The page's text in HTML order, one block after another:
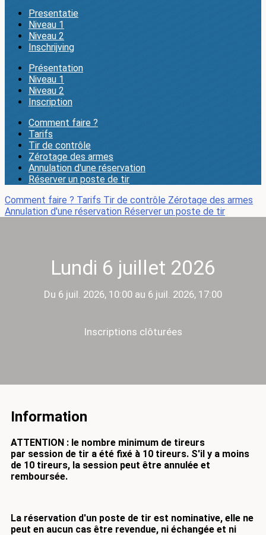
Presentatie
Niveau 1
Niveau 2
Inschrijving
Présentation
Niveau 1
Niveau 2
Inscription
Comment faire ?
Tarifs
Tir de contrôle
Zérotage des armes
Annulation d'une réservation
Réserver un poste de tir
Comment faire ? Tarifs Tir de contrôle Zérotage des armes
Annulation d'une réservation Réserver un poste de tir
Lundi 6 juillet 2026
Du 6 juil. 2026, 10:00 au 6 juil. 2026, 17:00
Inscriptions clôturées
Information
ATTENTION : le nombre minimum de tireurs
par session de tir a été fixé à 10 tireurs. S'il y a moins
de 10 tireurs, la session peut être annulée et
remboursée.
La réservation d'un poste de tir est nominative, elle ne
peut en aucun cas être revendue, ni échangée et ni